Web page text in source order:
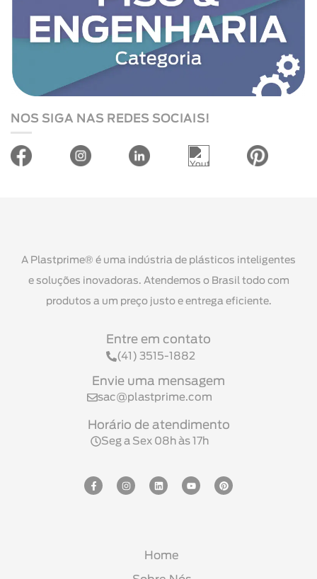
NOS SIGA NAS REDES SOCIAIS!
A Plastprime® é uma indústria de plásticos inteligentes
e soluções inovadoras. Atendemos o Brasil todo com
produtos a um preço justo e entrega eficiente.
Entre em contato
(41) 3515-1882
Envie uma mensagem
sac@plastprime.com
Horário de atendimento
Seg a Sex 08h às 17h
Home